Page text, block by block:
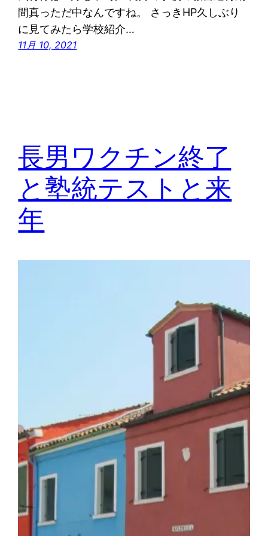
間真っただ中なんですね。 さっきHP久しぶり
に見てみたら学校紹介…
11月 10, 2021
長男ワクチン終了
と塾統テストと来
年